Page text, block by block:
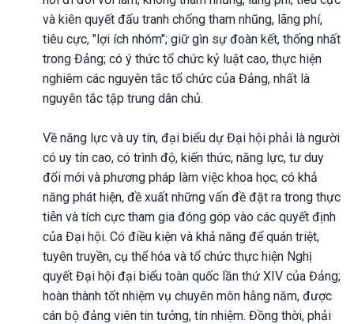
và kiên quyết đấu tranh chống tham nhũng, lãng phí,
tiêu cực, "lợi ích nhóm"; giữ gìn sự đoàn kết, thống nhất
trong Đảng; có ý thức tổ chức kỷ luật cao, thực hiện
nghiêm các nguyên tắc tổ chức của Đảng, nhất là
nguyên tắc tập trung dân chủ.
Về năng lực và uy tín, đại biểu dự Đại hội phải là người
có uy tín cao, có trình độ, kiến thức, năng lực, tư duy
đổi mới và phương pháp làm việc khoa học; có khả
năng phát hiện, đề xuất những vấn đề đặt ra trong thực
tiễn và tích cực tham gia đóng góp vào các quyết định
của Đại hội. Có điều kiện và khả năng để quán triệt,
tuyên truyền, cụ thể hóa và tổ chức thực hiện Nghị
quyết Đại hội đại biểu toàn quốc lần thứ XIV của Đảng;
hoàn thành tốt nhiệm vụ chuyên môn hằng năm, được
cán bộ đảng viên tin tưởng, tín nhiệm. Đồng thời, phải